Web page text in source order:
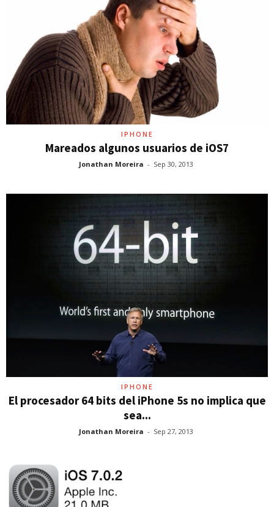
IPHONE
Mareados algunos usuarios de iOS7
Jonathan Moreira - Sep 30, 2013
IPHONE
El procesador 64 bits del iPhone 5s no implica que
sea...
Jonathan Moreira - Sep 27, 2013